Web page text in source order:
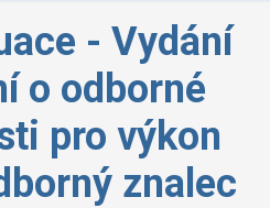
- Vydání
o odborné
pro výkon
znalec